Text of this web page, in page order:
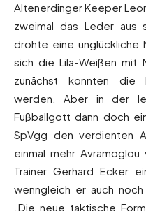
Altenerdinger Keeper
zweimal das Leder aus
drohte eine unglückliche
sich die Lila-Weißen mit
zunächst konnten die
werden. Aber in der
Fußballgott dann doch
SpVgg den verdienten
einmal mehr
Trainer Gerhard Ecker
wenngleich er auch
„Die neue taktische